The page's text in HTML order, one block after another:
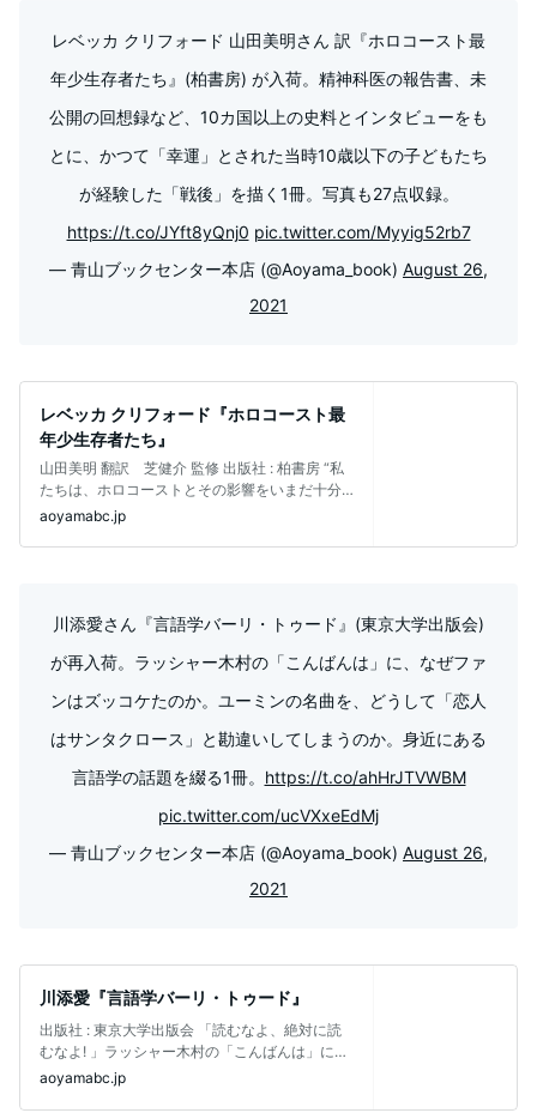
レベッカ クリフォード 山田美明さん 訳『ホロコースト最
年少生存者たち』(柏書房) が入荷。精神科医の報告書、未
公開の回想録など、10カ国以上の史料とインタビューをも
とに、かつて「幸運」とされた当時10歳以下の子どもたち
が経験した「戦後」を描く1冊。写真も27点収録。
https://t.co/JYft8yQnj0 pic.twitter.com/Myyig52rb7
— 青山ブックセンター本店 (@Aoyama_book) August 26,
2021
レベッカ クリフォード『ホロコースト最
年少生存者たち』
山田美明 翻訳 芝健介 監修 出版社‏ :‎ 柏書房 “私
たちは、ホロコーストとその影響をいまだ十分
には理解していない"(
aoyamabc.jp
川添愛さん『言語学バーリ・トゥード』(東京大学出版会)
が再入荷。ラッシャー木村の「こんばんは」に、なぜファ
ンはズッコケたのか。ユーミンの名曲を、どうして「恋人
はサンタクロース」と勘違いしてしまうのか。身近にある
言語学の話題を綴る1冊。 https://t.co/ahHrJTVWBM
pic.twitter.com/ucVXxeEdMj
— 青山ブックセンター本店 (@Aoyama_book) August 26,
2021
川添愛『言語学バーリ・トゥード』
出版社 ‏:‎ 東京大学出版会 「読むなよ、絶対に読
むなよ! 」ラッシャー木村の「こんばんは」に、
なぜファンはズッコケたの
aoyamabc.jp